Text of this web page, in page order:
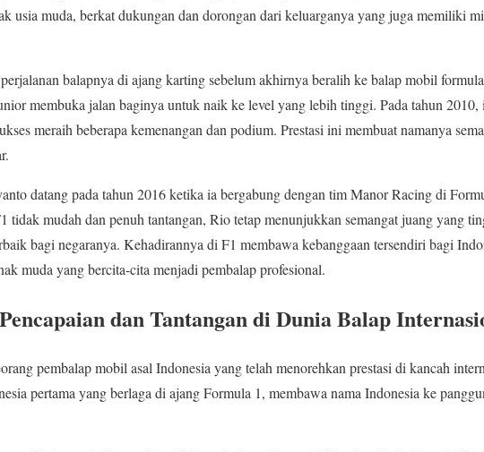
usia muda, berkat dukungan dan dorongan dari keluarganya yang juga memiliki
balapnya di ajang karting sebelum akhirnya beralih ke balap mobil
membuka jalan baginya untuk naik ke level yang lebih tinggi. Pada tahun 2010,
meraih beberapa kemenangan dan podium. Prestasi ini membuat namanya
datang pada tahun 2016 ketika ia bergabung dengan tim Manor Racing di
tidak mudah dan penuh tantangan, Rio tetap menunjukkan semangat juang yang
bagi negaranya. Kehadirannya di F1 membawa kebanggaan tersendiri bagi
muda yang bercita-cita menjadi pembalap profesional.
dan Tantangan di Dunia Balap
pembalap mobil asal Indonesia yang telah menorehkan prestasi di kancah
pertama yang berlaga di ajang Formula 1, membawa nama Indonesia ke